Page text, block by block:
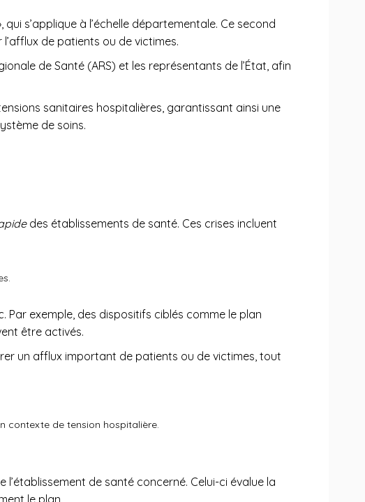
qui s’applique à l’échelle départementale. Ce second
de patients ou de victimes.
de Santé (ARS) et les représentants de l’État, afin
sanitaires hospitalières, garantissant ainsi une
de soins.
des établissements de santé. Ces crises incluent
exemple, des dispositifs ciblés comme le plan
être activés.
un afflux important de patients ou de victimes, tout
contexte de tension hospitalière.
l’établissement de santé concerné. Celui-ci évalue la
le plan.